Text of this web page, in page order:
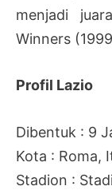
menjadi
Winners
Profil Lazio
Dibentuk : 9
Kota : Roma,
Stadion :